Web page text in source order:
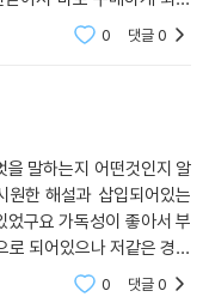
용이 이해하기 쉽게 잘 정
0 댓글0
말하는지 어떤것인지 알
한 해설과 삽입되어있는
구요 가독성이 좋아서 부
로 되어있으나 저같은 경린
때까지 계속 읽을 생각입
0 댓글0